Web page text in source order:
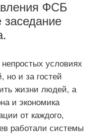
ФСБ
условиях
но и за гостей
жизни людей, а
и экономика
от каждого,
работали системы